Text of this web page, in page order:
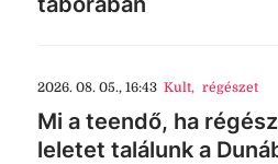
2026. 08. 05., 16:43 Kult, régészet
Mi a teendő, ha
leletet találunk a